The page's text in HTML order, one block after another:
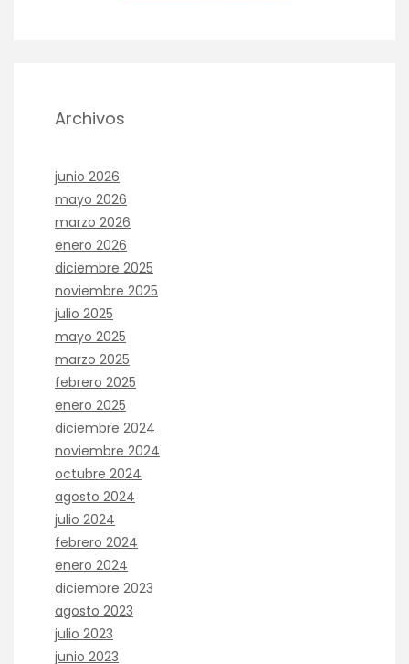
Archivos
junio 2026
mayo 2026
marzo 2026
enero 2026
diciembre 2025
noviembre 2025
julio 2025
mayo 2025
marzo 2025
febrero 2025
enero 2025
diciembre 2024
noviembre 2024
octubre 2024
agosto 2024
julio 2024
febrero 2024
enero 2024
diciembre 2023
agosto 2023
julio 2023
junio 2023